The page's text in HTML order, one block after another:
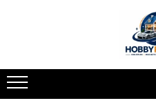
MINIATURI CASUTE PAPUSI
Accesorii miniaturale